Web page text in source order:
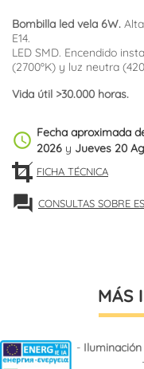
Bombilla led vela 6W.
E14.
LED SMD. Encendido
(2700ºK) y luz neutra
Vida útil >30.000 horas.
schedule Fecha aproximada
2026 y Jueves 20
FICHA TÉCNICA
forum CONSULTAS SOBRE
MÁS
-